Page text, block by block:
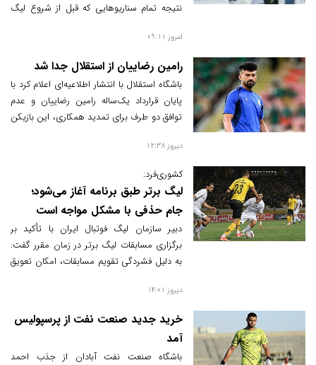
نتیجه تمام سناریوهایی که قبل از شروع لیگ
امروز 09:11
رامین رضاییان از استقلال جدا شد
باشگاه استقلال با انتشار اطلاعیه‌ای اعلام کرد با
پایان قرارداد یک‌ساله رامین رضاییان و عدم
توافق دو طرف برای تمدید همکاری، این بازیکن
دیروز 12:38
کشوری‌فرد:
لیگ برتر طبق برنامه آغاز می‌شود؛
جام حذفی با مشکل مواجه است
دبیر سازمان لیگ فوتبال ایران با تأکید بر
برگزاری مسابقات لیگ برتر در زمان مقرر گفت:
به دلیل فشردگی تقویم مسابقات، امکان تعویق
چالش‌هایی مواجه هستیم.
دیروز 14:01
خرید جدید صنعت نفت از پرسپولیس
آمد
باشگاه صنعت نفت آبادان از جذب احمد